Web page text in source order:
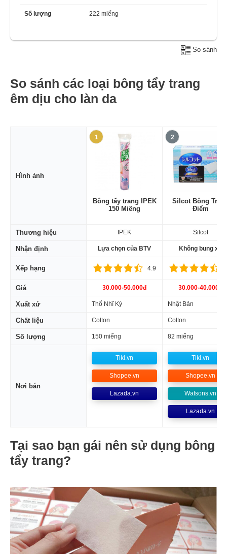
Số lượng 222 miếng
So sánh
So sánh các loại bông tẩy trang
êm dịu cho làn da
Hình ảnh
1
Bông tẩy trang IPEK
150 Miếng
2
Silcot Bông
Điểm
Thương hiệu IPEK Silcot
Nhận định Lựa chọn của BTV Không bung xù
Xếp hạng 4.9
Giá 30.000-50.000đ 30.000-40.000đ
Xuất xứ Thổ Nhĩ Kỳ Nhật Bản
Chất liệu Cotton Cotton
Số lượng 150 miếng 82 miếng
Nơi bán
Tiki.vn
Shopee.vn
Lazada.vn
Tiki.vn
Shopee.vn
Watsons.vn
Lazada.vn
Tại sao bạn gái nên sử dụng bông
tẩy trang?